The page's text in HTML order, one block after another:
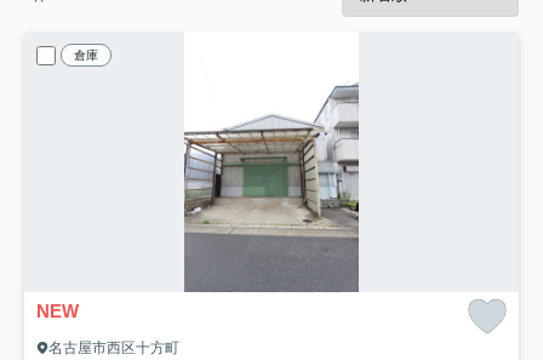
倉庫
NEW
名古屋市西区十方町